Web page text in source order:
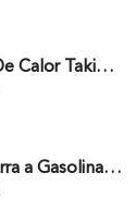
Pistola De Calor Takima 1.500W, Tkhg-1500.
Motosierra a Gasolina 52 Barra 20'' PD